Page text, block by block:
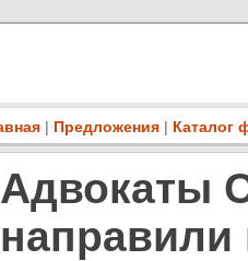
| Предложения | Каталог
Адвокаты
направили